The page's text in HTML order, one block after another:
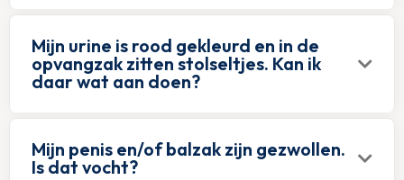
Mijn urine is rood gekleurd en in de
opvangzak zitten stolseltjes. Kan ik
daar wat aan doen?
Mijn penis en/of balzak zijn gezwollen.
Is dat vocht?